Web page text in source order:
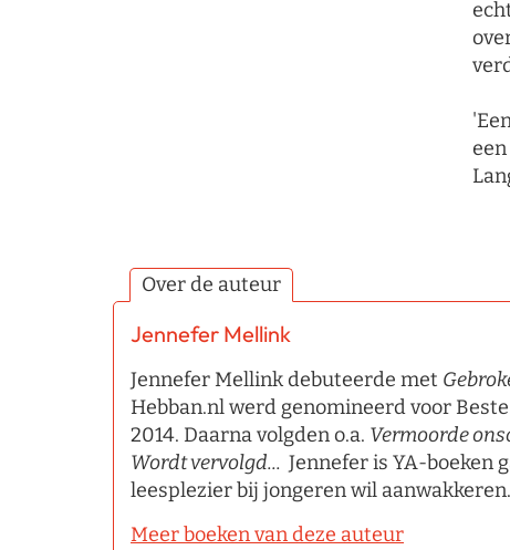
Over de auteur
Jennefer Mellink
Jennefer Mellink debuteerde met
Hebban.nl werd genomineerd voor
2014. Daarna volgden o.a. Vermoorde
Wordt vervolgd... Jennefer is YA-boeken
leesplezier bij jongeren wil aanwakkeren.
Meer boeken van deze auteur